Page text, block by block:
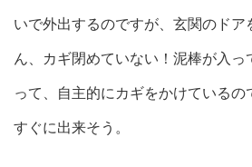
いで外出するのですが、玄関のドア
ん、カギ閉めていない！泥棒が入
って、自主的にカギをかけている
すぐに出来そう。